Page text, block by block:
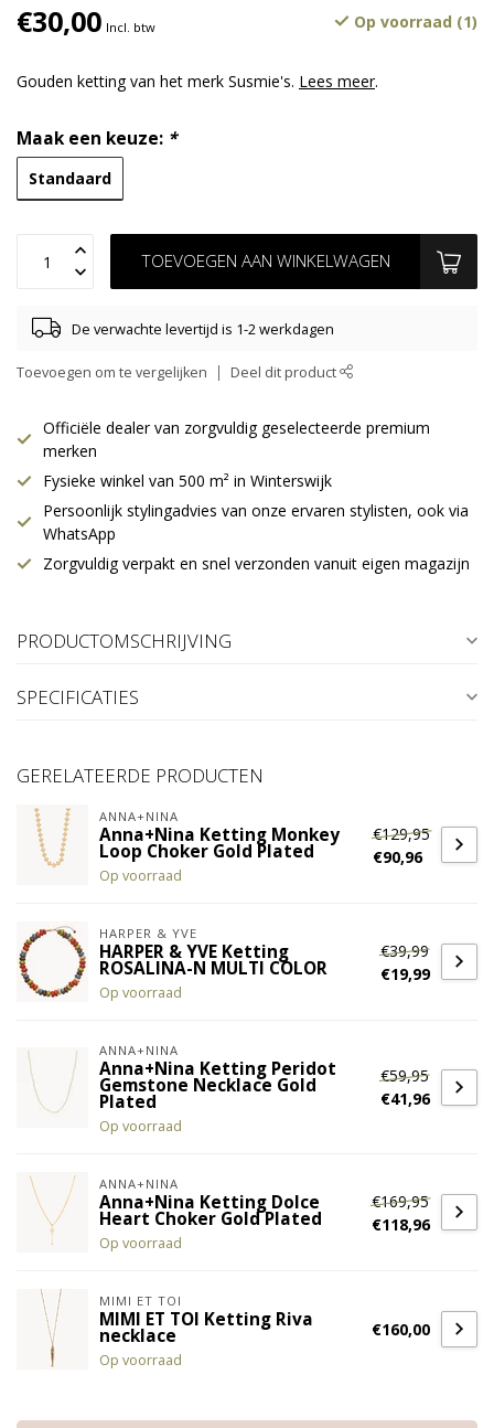
€30,00 Incl. btw Op voorraad (1)
Gouden ketting van het merk Susmie's. Lees meer.
Maak een keuze: *
Standaard
TOEVOEGEN AAN WINKELWAGEN
De verwachte levertijd is 1-2 werkdagen
Toevoegen om te vergelijken Deel dit product
Officiële dealer van zorgvuldig geselecteerde premium
merken
Fysieke winkel van 500 m² in Winterswijk
Persoonlijk stylingadvies van onze ervaren stylisten, ook via
WhatsApp
Zorgvuldig verpakt en snel verzonden vanuit eigen magazijn
PRODUCTOMSCHRIJVING
SPECIFICATIES
GERELATEERDE PRODUCTEN
ANNA+NINA
Anna+Nina Ketting Monkey
Loop Choker Gold Plated
Op voorraad
€129,95
€90,96
HARPER & YVE
HARPER & YVE Ketting
ROSALINA-N MULTI COLOR
Op voorraad
€39,99
€19,99
ANNA+NINA
Anna+Nina Ketting Peridot
Gemstone Necklace Gold
Plated
Op voorraad
€59,95
€41,96
ANNA+NINA
Anna+Nina Ketting Dolce
Heart Choker Gold Plated
Op voorraad
€169,95
€118,96
MIMI ET TOI
MIMI ET TOI Ketting Riva
necklace
Op voorraad
€160,00